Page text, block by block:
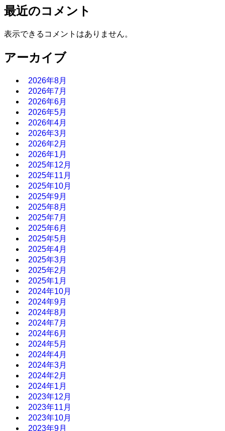
最近のコメント
表示できるコメントはありません。
アーカイブ
2026年8月
2026年7月
2026年6月
2026年5月
2026年4月
2026年3月
2026年2月
2026年1月
2025年12月
2025年11月
2025年10月
2025年9月
2025年8月
2025年7月
2025年6月
2025年5月
2025年4月
2025年3月
2025年2月
2025年1月
2024年10月
2024年9月
2024年8月
2024年7月
2024年6月
2024年5月
2024年4月
2024年3月
2024年2月
2024年1月
2023年12月
2023年11月
2023年10月
2023年9月